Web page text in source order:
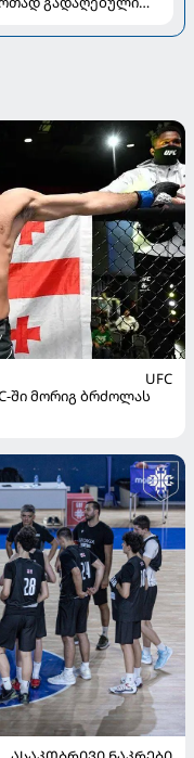
UFC
ში მორიგ ბრძოლას